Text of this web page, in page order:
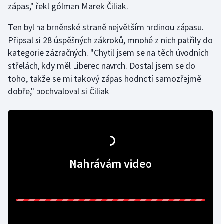
Judo
Krasobruslení
Lezení
Lyže a snowboard
zápas," řekl gólman Marek Čiliak.
Ten byl na brněnské straně největším hrdinou zápasu.
Připsal si 28 úspěšných zákroků, mnohé z nich patřily do
kategorie zázračných. "Chytil jsem se na těch úvodních
střelách, kdy měl Liberec navrch. Dostal jsem se do
toho, takže se mi takový zápas hodnotí samozřejmě
dobře," pochvaloval si Čiliak.
Nahrávám video